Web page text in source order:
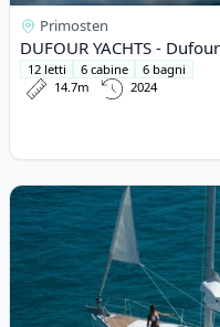
Primosten
DUFOUR YACHTS -
12 letti 6 cabine
6 bagni
14.7m
2024
View details for BAVARIA